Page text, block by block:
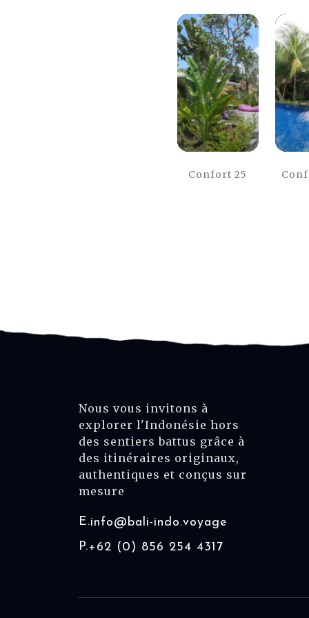
Confort 25
Nous vous invitons à
explorer l'Indonésie hors
des sentiers battus grâce à
des itinéraires originaux,
authentiques et conçus sur
mesure
E.info@bali-indo.voyage
P.+62 (0) 856 254 4317